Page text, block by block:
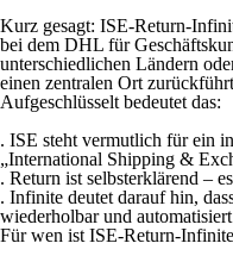
Kurz gesagt: ISE-Return-
bei dem DHL für
unterschiedlichen Ländern
einen zentralen Ort
Aufgeschlüsselt bedeutet das:
. ISE steht vermutlich für ein
„International Shipping &
. Return ist selbsterklärend –
. Infinite deutet darauf hin,
wiederholbar und
Für wen ist ISE-Return-